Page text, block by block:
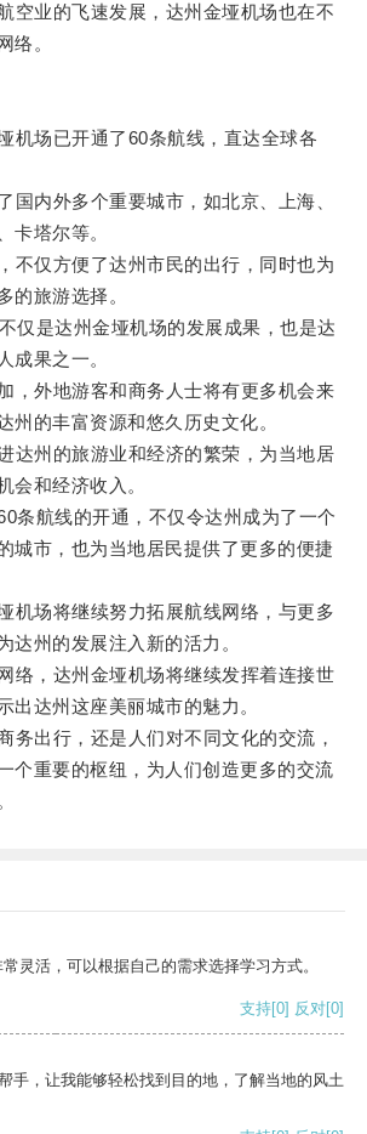
业的飞速发展，达州金垭机场也在不
络。
场已开通了60条航线，直达全球各
内外多个重要城市，如北京、上海、
卡塔尔等。
仅方便了达州市民的出行，同时也为
的旅游选择。
是达州金垭机场的发展成果，也是达
成果之一。
外地游客和商务人士将有更多机会来
州的丰富资源和悠久历史文化。
州的旅游业和经济的繁荣，为当地居
会和经济收入。
航线的开通，不仅令达州成为了一个
城市，也为当地居民提供了更多的便捷
场将继续努力拓展航线网络，与更多
达州的发展注入新的活力。
，达州金垭机场将继续发挥着连接世
出达州这座美丽城市的魅力。
出行，还是人们对不同文化的交流，
个重要的枢纽，为人们创造更多的交流
灵活，可以根据自己的需求选择学习方式。
支持[0] 反对[0]
手，让我能够轻松找到目的地，了解当地的风土